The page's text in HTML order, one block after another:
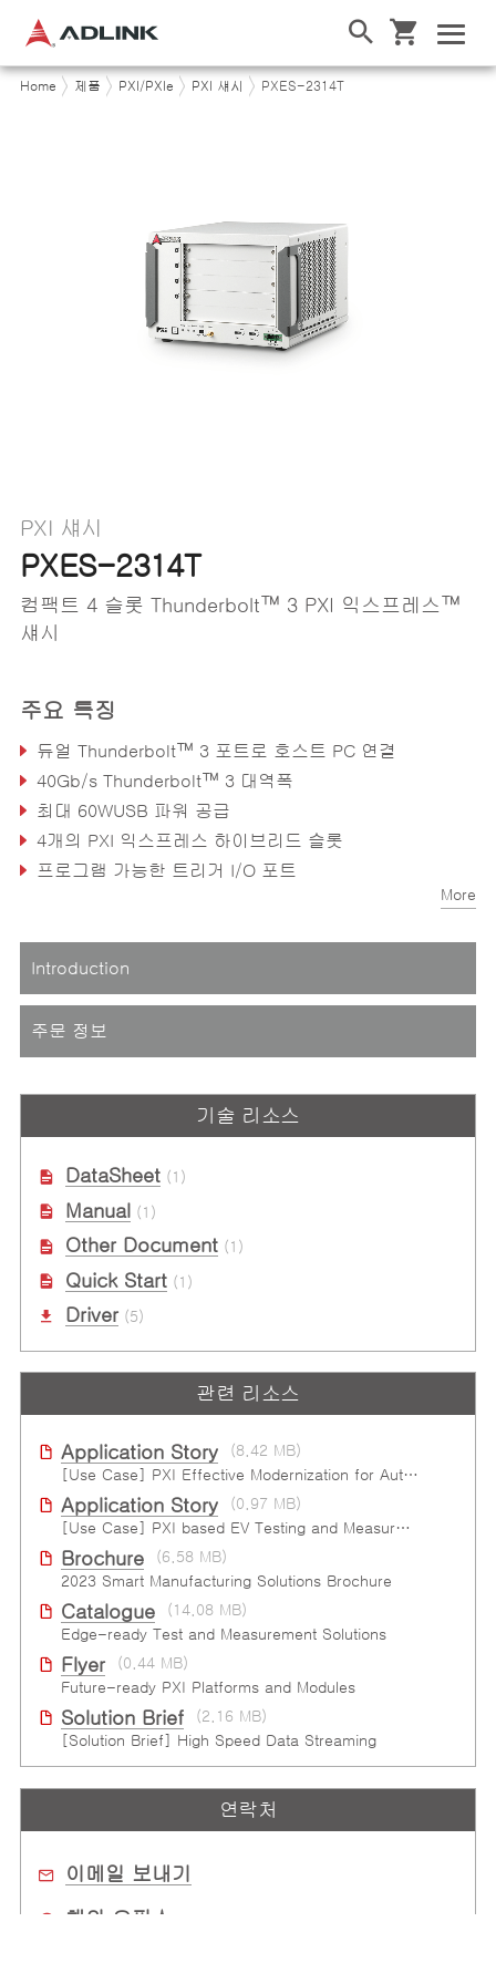
Home 제품 PXI/PXIe PXI 섀시 PXES-2314T
PXI 섀시
PXES-2314T
컴팩트 4 슬롯 Thunderbolt™ 3 PXI 익스프레스™
섀시
주요 특징
듀얼 Thunderbolt™ 3 포트로 호스트 PC 연결
40Gb/s Thunderbolt™ 3 대역폭
최대 60WUSB 파워 공급
4개의 PXI 익스프레스 하이브리드 슬롯
프로그램 가능한 트리거 I/O 포트
More
Introduction
주문 정보
기술 리소스
DataSheet(1)
Manual (1)
Other Document(1)
Quick Start(1)
Driver(5)
관련 리소스
Application Story
(8.42 MB)
[Use Case] PXI Effective Modernization for Automated Testing
Application Story
(0.97 MB)
[Use Case] PXI based EV Testing and Measurement
Brochure
(6.58 MB)
2023 Smart Manufacturing Solutions Brochure
Catalogue
(14.08 MB)
Edge-ready Test and Measurement Solutions
Flyer
(0.44 MB)
Future-ready PXI Platforms and Modules
Solution Brief
(2.16 MB)
[Solution Brief] High Speed Data Streaming
연락처
이메일 보내기
해외 오피스